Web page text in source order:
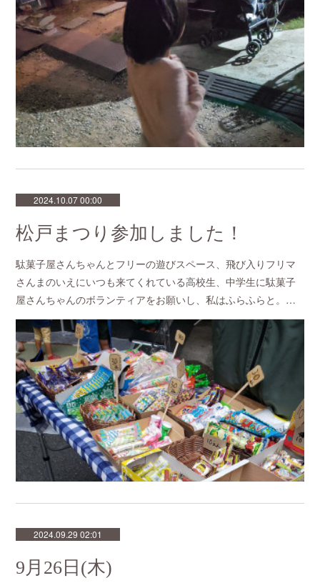
2024.10.07 00:00
松戸まつり参加しました！
駄菓子屋さんちゃんとフリーの遊びスペース、飛び入りフリマ
さんまのいえにいつも来てくれている高校生、中学生に駄菓子
屋さんちゃんのボランティアをお願いし、私はふらふらと。…
2024.09.29 02:01
9月26日(木)